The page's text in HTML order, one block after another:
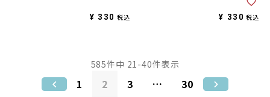
¥ 330 税込 ¥ 330 税込
585件中 21-40件表示
1 2 3 … 30